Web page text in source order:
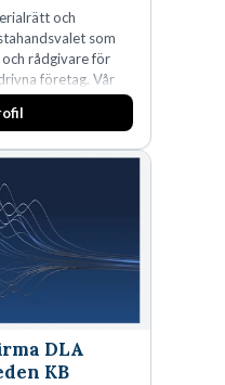
och
som
rådgivare för
företag. Vår
gett oss en
klienter väljer
DLA
KB